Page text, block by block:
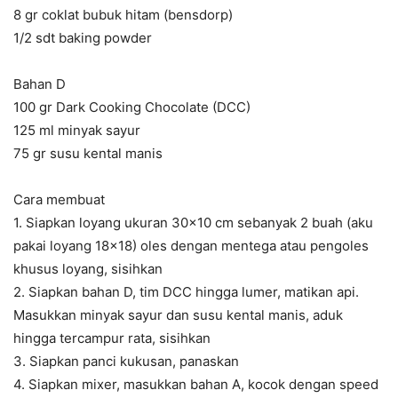
8 gr coklat bubuk hitam (bensdorp)
1/2 sdt baking powder
Bahan D
100 gr Dark Cooking Chocolate (DCC)
125 ml minyak sayur
75 gr susu kental manis
Cara membuat
1. Siapkan loyang ukuran 30×10 cm sebanyak 2 buah (aku
pakai loyang 18×18) oles dengan mentega atau pengoles
khusus loyang, sisihkan
2. Siapkan bahan D, tim DCC hingga lumer, matikan api.
Masukkan minyak sayur dan susu kental manis, aduk
hingga tercampur rata, sisihkan
3. Siapkan panci kukusan, panaskan
4. Siapkan mixer, masukkan bahan A, kocok dengan speed